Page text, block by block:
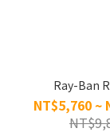
Ray-Ban
NT$5,760 ~